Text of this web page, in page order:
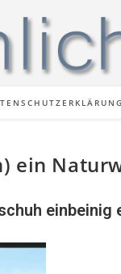
ein
einbeinig